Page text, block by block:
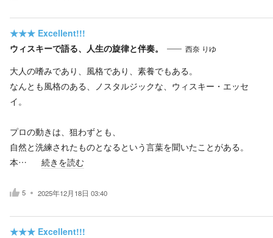
★★★ Excellent!!!
ウィスキーで語る、人生の旋律と伴奏。
西奈 りゆ
大人の嗜みであり、風格であり、素養でもある。
なんとも風格のある、ノスタルジックな、ウィスキー・エッセ
イ。
プロの動きは、狙わずとも、
自然と洗練されたものとなるという言葉を聞いたことがある。
本…
続きを読む
5 2025年12月18日 03:40
★★★ Excellent!!!